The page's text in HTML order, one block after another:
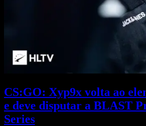
CS:GO: Xyp9x⁠ volta ao
e deve disputar a BLAST
Series